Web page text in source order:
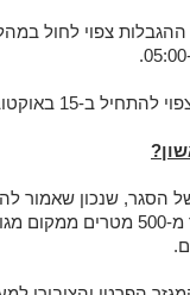
ב-15 באוקטובר.
הסגר, שנכון שאמור
למרחק של יותר מ-500